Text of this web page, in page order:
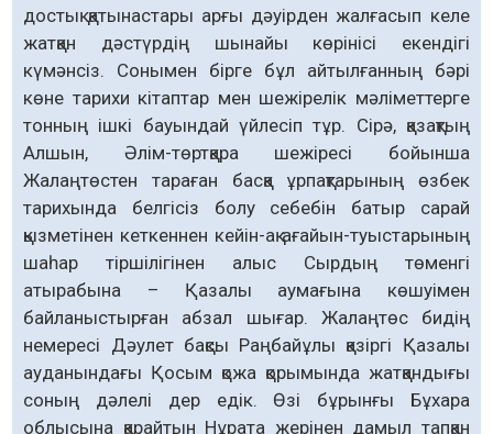
достық қатынастары арғы дәуірден жалғасып келе
жатқан дәстүрдің шынайы көрінісі екендігі
күмәнсіз. Сонымен бірге бұл айтылғанның бәрі
көне тарихи кітаптар мен шежірелік мәліметтерге
тонның ішкі бауындай үйлесіп тұр. Сірә, қазақтың
Алшын, Әлім-төртқара шежіресі бойынша
Жалаңтөстен тараған басқа ұрпақтарының өзбек
тарихында белгісіз болу себебін батыр сарай
қызметінен кеткеннен кейін-ақ ағайын-туыстарының
шаһар тіршілігінен алыс Сырдың төменгі
атырабына – Қазалы аумағына көшуімен
байланыстырған абзал шығар. Жалаңтөс бидің
немересі Дәулет бақсы Раңбайұлы қазіргі Қазалы
ауданындағы Қосым қожа қорымында жатқандығы
соның дәлелі дер едік. Өзі бұрынғы Бұхара
облысына қарайтын Нұрата жерінен дамыл тапқан